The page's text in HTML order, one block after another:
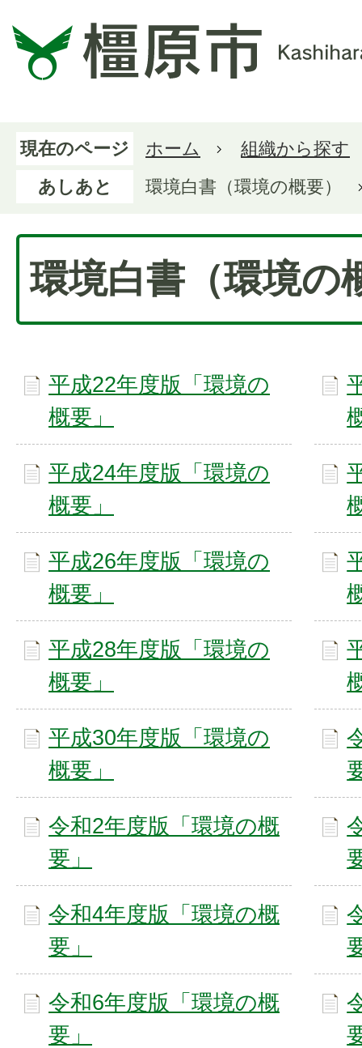
現在のページ ホーム
組織から探す
あしあと
環境白書（環境の概要）
環境白書（環境の
平成22年度版「環境の
概要」
平成24年度版「環境の
概要」
平成26年度版「環境の
概要」
平成28年度版「環境の
概要」
平成30年度版「環境の
概要」
令和2年度版「環境の概
要」
令和4年度版「環境の概
要」
令和6年度版「環境の概
要」